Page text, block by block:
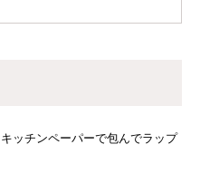
ッチンペーパーで包んでラップ